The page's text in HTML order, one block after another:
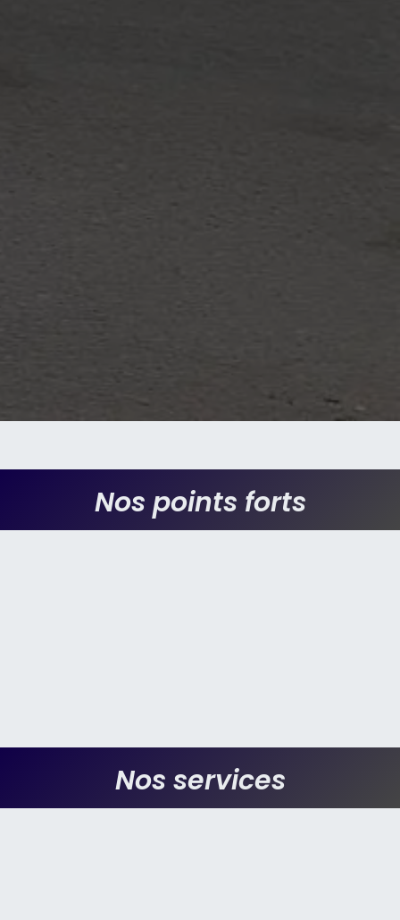
Nos points forts
Nos services